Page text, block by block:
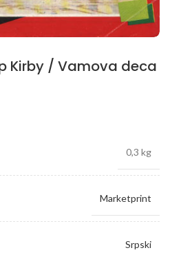
Kirby / Vamova deca
0,3 kg
Marketprint
Srpski